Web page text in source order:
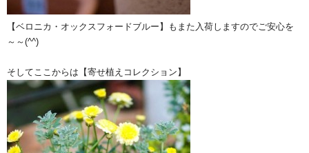
【ベロニカ・オックスフォードブルー】もまた入荷しますのでご安心を
～～(^^)
そしてここからは【寄せ植えコレクション】